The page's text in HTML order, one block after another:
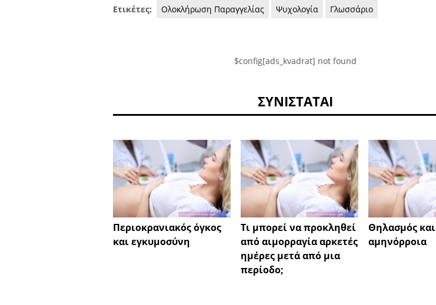
Ετικέτες:
Ολοκλήρωση Παραγγελίας Ψυχολογία Γλωσσάριο
$config[ads_kvadrat] not found
ΣΥΝΙΣΤΆΤΑΙ
Περιοκρανιακός όγκος
και εγκυμοσύνη
Τι μπορεί να προκληθεί
από αιμορραγία αρκετές
ημέρες μετά από μια
περίοδο;
Θηλασμός και
αμηνόρροια